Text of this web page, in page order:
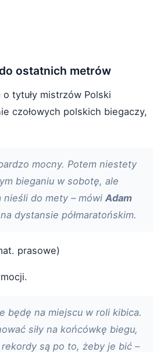
ostatnich metrów
tytuły mistrzów Polski
czołowych polskich biegaczy,
mocny. Potem niestety
bieganiu w sobotę, ale
do mety – mówi Adam
dystansie półmaratońskim.
prasowe)
będę na miejscu w roli kibica.
siły na końcówkę biegu,
są po to, żeby je bić –